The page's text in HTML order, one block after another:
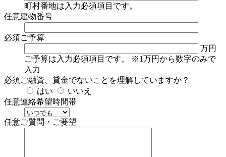
町村番地は入力必須項目です。
任意建物番号
必須ご予算
万円
ご予算は入力必須項目です。
※1万円から数字のみで
入力
必須ご融資、貸金でないことを理解していますか？
はい
いいえ
任意連絡希望時間帯
任意ご質問・ご要望